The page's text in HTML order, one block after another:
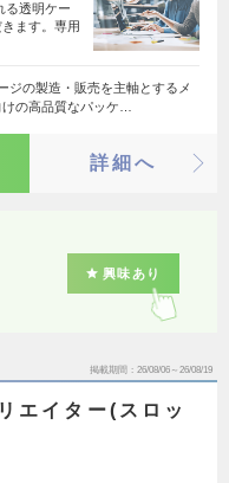
る透明ケー
ます。専用
ジの製造・販売を主軸とするメ
の高品質なパッケ…
詳細へ
興味あり
掲載期間 26/08/06～26/08/19
エイター(スロッ